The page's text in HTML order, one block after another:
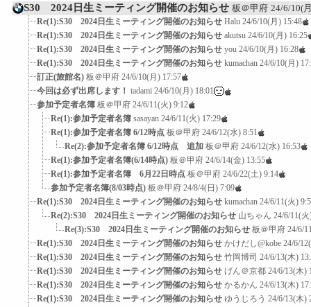
S30 2024日生ミーティング開催のお知らせ 板＠甲府 24/6/10(
Re(1):S30 2024日生ミーティング開催のお知らせ Halu 24/6/10(月) 15:48
Re(1):S30 2024日生ミーティング開催のお知らせ akutsu 24/6/10(月) 16:25
Re(1):S30 2024日生ミーティング開催のお知らせ you 24/6/10(月) 16:28
Re(1):S30 2024日生ミーティング開催のお知らせ kumachan 24/6/10(月)
訂正(旅館名) 板＠甲府 24/6/10(月) 17:57
今回は必ず出席します！ tadami 24/6/10(月) 18:01
参加予定者名簿 板＠甲府 24/6/11(火) 9:12
Re(1):参加予定者名簿 sasayan 24/6/11(火) 17:29
Re(1):参加予定者名簿 6/12時点 板＠甲府 24/6/12(水) 8:51
Re(2):参加予定者名簿 6/12時点 追加 板＠甲府 24/6/12(水) 16:53
Re(1):参加予定者名簿(6/14時点) 板＠甲府 24/6/14(金) 13:55
Re(1):参加予定者名簿 6月22日時点 板＠甲府 24/6/22(土) 9:14
参加予定者名簿(8/03時点) 板＠甲府 24/8/4(日) 7:09
Re(1):S30 2024日生ミーティング開催のお知らせ kumachan 24/6/11(火)
Re(2):S30 2024日生ミーティング開催のお知らせ 山ちゃん 24/6/11(
Re(3):S30 2024日生ミーティング開催のお知らせ 板＠甲府 24/6/
Re(1):S30 2024日生ミーティング開催のお知らせ かけだし@kobe 24/6/
Re(1):S30 2024日生ミーティング開催のお知らせ 竹岡博司 24/6/13(木)
Re(1):S30 2024日生ミーティング開催のお知らせ げん＠京都 24/6/13(木)
Re(1):S30 2024日生ミーティング開催のお知らせ かるかん 24/6/13(木)
Re(1):S30 2024日生ミーティング開催のお知らせ ゆうじろう 24/6/13(木)